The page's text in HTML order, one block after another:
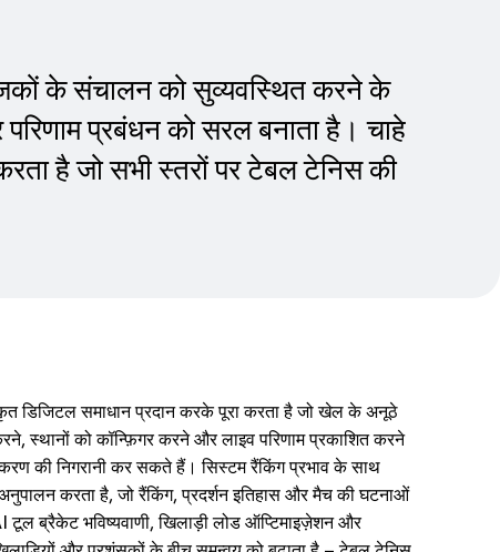
के संचालन को सुव्यवस्थित करने के
प्रबंधन को सरल बनाता है। चाहे
है जो सभी स्तरों पर टेबल टेनिस की
डिजिटल समाधान प्रदान करके पूरा करता है जो खेल के अनूठे
स्थानों को कॉन्फ़िगर करने और लाइव परिणाम प्रकाशित करने
की निगरानी कर सकते हैं। सिस्टम रैंकिंग प्रभाव के साथ
करता है, जो रैंकिंग, प्रदर्शन इतिहास और मैच की घटनाओं
ब्रैकेट भविष्यवाणी, खिलाड़ी लोड ऑप्टिमाइज़ेशन और